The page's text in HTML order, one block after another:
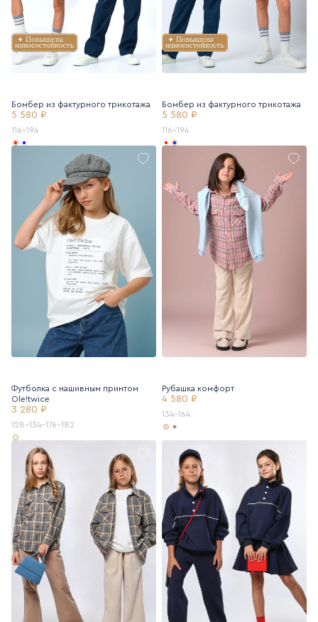
Бомбер из фактурного трикотажа
5 580 ₽
116-194
Бомбер из фактурного трикотажа
5 580 ₽
116-194
Футболка с нашивным принтом
Ole!twice
3 280 ₽
128-134-176-182
Рубашка комфорт
4 580 ₽
134-164